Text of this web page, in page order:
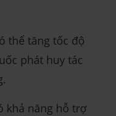
thể tăng tốc độ
phát huy tác
khả năng hỗ trợ